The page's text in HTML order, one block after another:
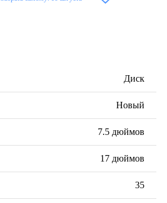
Диск
Новый
7.5 дюймов
17 дюймов
35